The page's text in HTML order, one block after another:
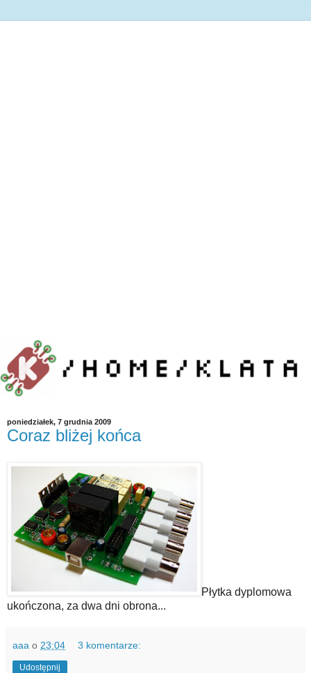
poniedziałek, 7 grudnia 2009
Coraz bliżej końca
Płytka dyplomowa
ukończona, za dwa dni obrona...
aaa o 23:04 3 komentarze:
Udostępnij